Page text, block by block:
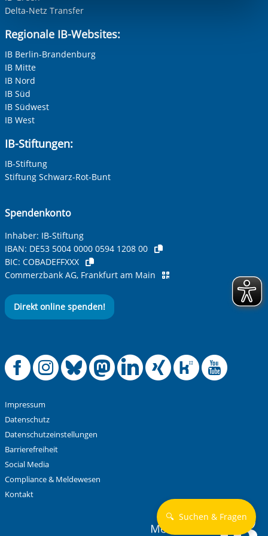
Funktionen sind. Diese Cookies setzen wir aufgrund
Einwilligung.
Delta-Netz Transfer
Regionale IB-Websites:
IB Berlin-Brandenburg
IB Mitte
IB Nord
IB Süd
IB Südwest
IB West
IB-Stiftungen:
IB-Stiftung
Stiftung Schwarz-Rot-Bunt
Spendenkonto
Inhaber: IB-Stiftung
IBAN: DE53 5004 0000 0594 1208 00
BIC: COBADEFFXXX
Commerzbank AG, Frankfurt am Main
Direkt online spenden!
Offizielle
Offizielle
Offizielle
Offizielle
Offizielle
Impressum
Datenschutz
Datenschutzeinstellungen
Barrierefreiheit
Social Media
Compliance & Meldewesen
Kontakt
🔍 Suchen & Fragen